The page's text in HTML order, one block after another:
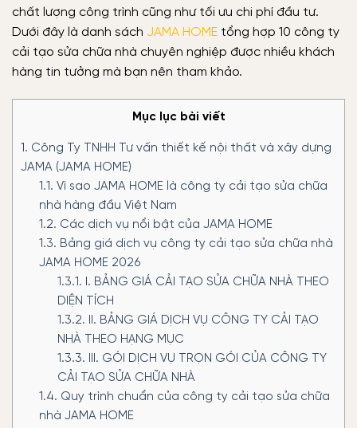
chất lượng công trình cũng như tối ưu chi phí đầu tư.
Dưới đây là danh sách JAMA HOME tổng hợp 10 công ty
cải tạo sửa chữa nhà chuyên nghiệp được nhiều khách
hàng tin tưởng mà bạn nên tham khảo.
Mục lục bài viết
1. Công Ty TNHH Tư vấn thiết kế nội thất và xây dựng
JAMA (JAMA HOME)
1.1. Vì sao JAMA HOME là công ty cải tạo sửa chữa
nhà hàng đầu Việt Nam
1.2. Các dịch vụ nổi bật của JAMA HOME
1.3. Bảng giá dịch vụ công ty cải tạo sửa chữa nhà
JAMA HOME 2026
1.3.1. I. BẢNG GIÁ CẢI TẠO SỬA CHỮA NHÀ THEO
DIỆN TÍCH
1.3.2. II. BẢNG GIÁ DỊCH VỤ CÔNG TY CẢI TẠO
NHÀ THEO HẠNG MỤC
1.3.3. III. GÓI DỊCH VỤ TRỌN GÓI CỦA CÔNG TY
CẢI TẠO SỬA CHỮA NHÀ
1.4. Quy trình chuẩn của công ty cải tạo sửa chữa
nhà JAMA HOME